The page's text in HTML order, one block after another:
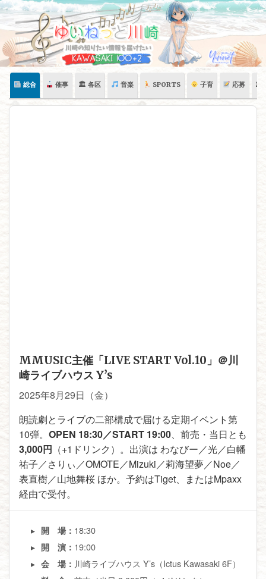
Skip
content
総合 催事 🏛 各区 音楽 SPORTS 子育 応募 🏛
MMUSIC主催「LIVE START Vol.10」＠川
崎ライブハウス Y’s
2025年8月29日（金）
朗読劇とライブの二部構成で届ける定期イベント第
10弾。 OPEN 18:30／START 19:00、前売・当日とも
3,000円 （+1ドリンク）。出演は わなびー／光／白幡
祐子／さりぃ／OMOTE／Mizuki／莉海望夢／Noe／
表直樹／山地舞桜 ほか。予約はTiget、またはMpaxx
経由で受付。
開 場： 18:30
開 演： 19:00
会 場： 川崎ライブハウス Y’s（Ictus Kawasaki 6F）